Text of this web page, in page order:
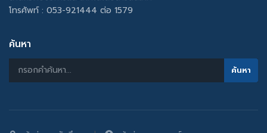
โทรศัพท์ : 053-921444 ต่อ 1579
ค้นหา